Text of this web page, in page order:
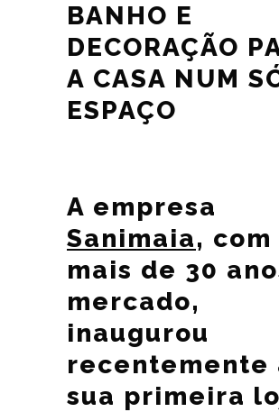
BANHO E
DECORAÇÃO
A CASA NUM
ESPAÇO
A empresa
Sanimaia, com
mais de 30
mercado,
inaugurou
recentemente
sua primeira